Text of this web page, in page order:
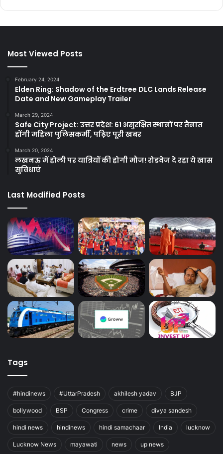
Most Viewed Posts
February 24, 2024
Elden Ring: Shadow of the Erdtree DLC Lands Release
Date and New Gameplay Trailer
March 29, 2024
Safe City Project: उत्तर प्रदेश: 61 असुरक्षित स्थानों पर तैनात
होंगी महिला पुलिसकर्मी, पढ़िए पूरी खबर
March 20, 2024
लखनऊ में होली पर यात्रियों की होगी मौज! रोडवेज दे रहा ये खास
सुविधाएं
Last Modified Posts
Tags
#hindinews #UttarPradesh akhilesh yadav BJP
bollywood BSP Congress crime divya sandesh
hindi news hindinews hindi samachaar India lucknow
Lucknow News mayawati news up news